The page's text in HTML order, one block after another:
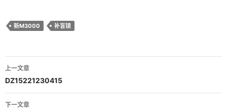
新M3000 补盲镜
文
章
导
上一文章
DZ15221230415
下一文章